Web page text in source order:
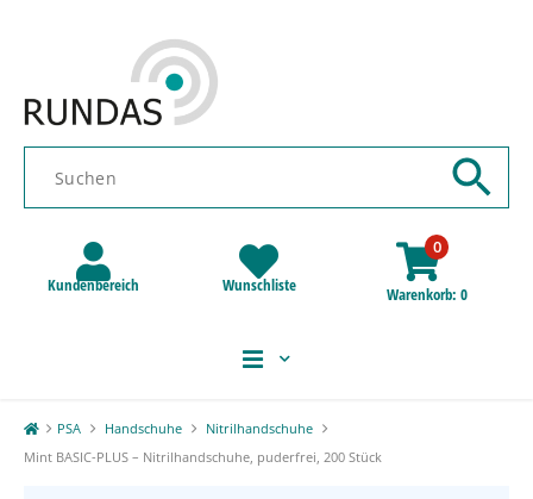
Kundenbereich Wunschliste
0
Warenkorb 0
PSA Handschuhe
Nitrilhandschuhe
Mint BASIC-PLUS – Nitrilhandschuhe, puderfrei, 200 Stück